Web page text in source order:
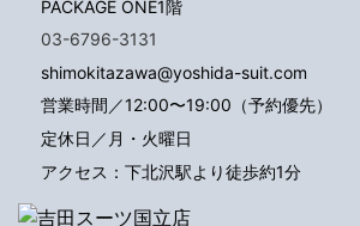
PACKAGE ONE1階
03-6796-3131
shimokitazawa@yoshida-suit.com
営業時間／12:00〜19:00（予約優先）
定休日／月・火曜日
アクセス：下北沢駅より徒歩約1分